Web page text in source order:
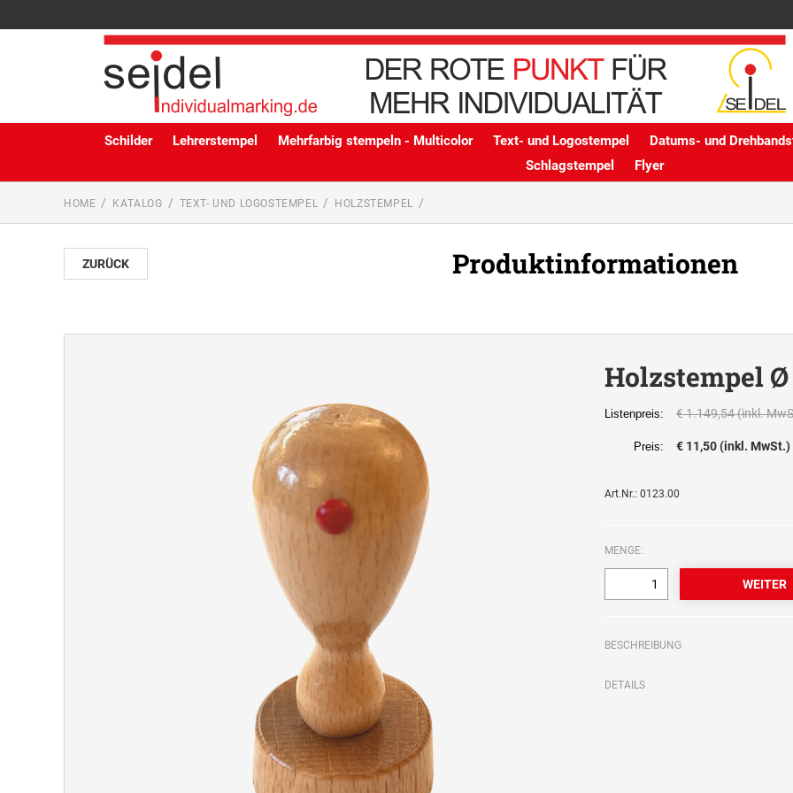
Schilder Lehrerstempel Mehrfarbig stempeln - Multicolor Text- und Logostempel
Datums- und
Schlagstempel
Flyer
HOME KATALOG TEXT- UND LOGOSTEMPEL HOLZSTEMPEL
ZURÜCK Produktinformationen
Holzstempel Ø
Listenpreis: € 1.149,54 (inkl.
Preis: € 11,50 (inkl. MwSt.)
Art.Nr.: 0123.00
MENGE:
BESCHREIBUNG
DETAILS